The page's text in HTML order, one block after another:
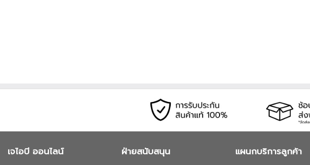
เจไอบี ออนไลน์ ฝ่ายสนับสนุน แผนกบริการลูกค้า